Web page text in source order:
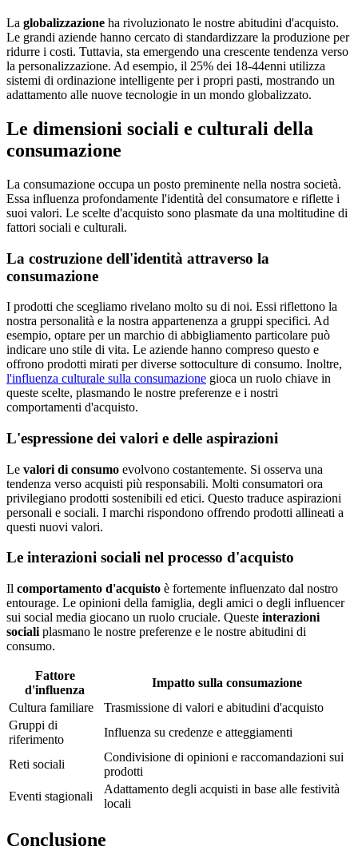
La globalizzazione ha rivoluzionato le nostre abitudini d'acquisto.
Le grandi aziende hanno cercato di standardizzare la produzione per
ridurre i costi. Tuttavia, sta emergendo una crescente tendenza verso
la personalizzazione. Ad esempio, il 25% dei 18-44enni utilizza
sistemi di ordinazione intelligente per i propri pasti, mostrando un
adattamento alle nuove tecnologie in un mondo globalizzato.
Le dimensioni sociali e culturali della
consumazione
La consumazione occupa un posto preminente nella nostra società.
Essa influenza profondamente l'identità del consumatore e riflette i
suoi valori. Le scelte d'acquisto sono plasmate da una moltitudine di
fattori sociali e culturali.
La costruzione dell'identità attraverso la
consumazione
I prodotti che scegliamo rivelano molto su di noi. Essi riflettono la
nostra personalità e la nostra appartenenza a gruppi specifici. Ad
esempio, optare per un marchio di abbigliamento particolare può
indicare uno stile di vita. Le aziende hanno compreso questo e
offrono prodotti mirati per diverse sottoculture di consumo. Inoltre,
l'influenza culturale sulla consumazione gioca un ruolo chiave in
queste scelte, plasmando le nostre preferenze e i nostri
comportamenti d'acquisto.
L'espressione dei valori e delle aspirazioni
Le valori di consumo evolvono costantemente. Si osserva una
tendenza verso acquisti più responsabili. Molti consumatori ora
privilegiano prodotti sostenibili ed etici. Questo traduce aspirazioni
personali e sociali. I marchi rispondono offrendo prodotti allineati a
questi nuovi valori.
Le interazioni sociali nel processo d'acquisto
Il comportamento d'acquisto è fortemente influenzato dal nostro
entourage. Le opinioni della famiglia, degli amici o degli influencer
sui social media giocano un ruolo cruciale. Queste interazioni
sociali plasmano le nostre preferenze e le nostre abitudini di
consumo.
Fattore
d'influenza
Impatto sulla consumazione
Cultura familiare
Trasmissione di valori e abitudini d'acquisto
Gruppi di
riferimento
Influenza su credenze e atteggiamenti
Reti sociali
Condivisione di opinioni e raccomandazioni sui
prodotti
Eventi stagionali
Adattamento degli acquisti in base alle festività
locali
Conclusione